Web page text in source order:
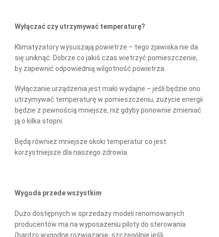
Wyłączać czy utrzymywać temperaturę?
Klimatyzatory wysuszają powietrze – tego zjawiska nie da
się uniknąć. Dobrze co jakiś czas wietrzyć pomieszczenie,
by zapewnić odpowiednią wilgotność powietrza.
Wyłączanie urządzenia jest mało wydajne – jeśli będzie ono
utrzymywać temperaturę w pomieszczeniu, zużycie energii
będzie z pewnością mniejsze, niż gdyby ponownie zmieniać
ją o kilka stopni.
Będą również mniejsze skoki temperatur co jest
korzystniejsze dla naszego zdrowia.
Wygoda przede wszystkim
Dużo dostępnych w sprzedaży modeli renomowanych
producentów ma na wyposażeniu piloty do sterowania
(bardzo wygodne rozwiązanie, szczególnie jeśli